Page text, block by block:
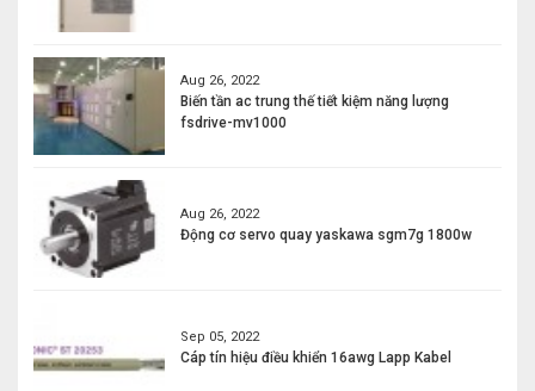
Aug 26, 2022
Biến tần ac trung thế tiết kiệm năng lượng
fsdrive-mv1000
Aug 26, 2022
Động cơ servo quay yaskawa sgm7g 1800w
Sep 05, 2022
Cáp tín hiệu điều khiển 16awg Lapp Kabel